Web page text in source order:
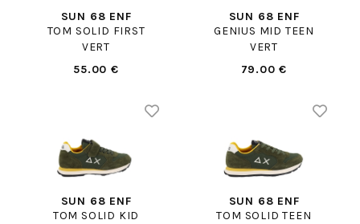
SUN 68 ENF
TOM SOLID FIRST
VERT
55.00 €
SUN 68 ENF
GENIUS MID TEEN
VERT
79.00 €
SUN 68 ENF
TOM SOLID KID
SUN 68 ENF
TOM SOLID TEEN